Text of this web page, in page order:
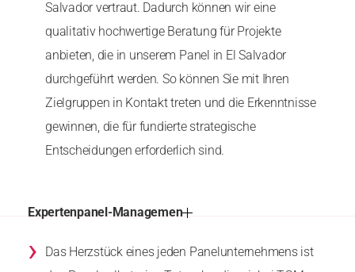
Salvador vertraut. Dadurch können wir eine
qualitativ hochwertige Beratung für Projekte
anbieten, die in unserem Panel in El Salvador
durchgeführt werden. So können Sie mit Ihren
Zielgruppen in Kontakt treten und die Erkenntnisse
gewinnen, die für fundierte strategische
Entscheidungen erforderlich sind.
Expertenpanel-Managemen
›
Das Herzstück eines jeden Panelunternehmens ist